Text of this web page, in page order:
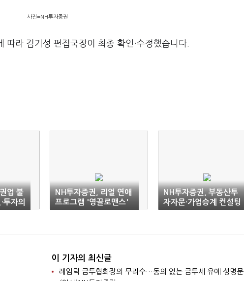
사진=NH투자증권
라 김기성 편집국장이 최종 확인·수정했습니다.
업 불
투자의
NH투자증권, 리얼 연애
프로그램 '영끌로맨스'
선보인다
NH투자증권, 부동산투
자자문·가업승계 컨설팅
업무 협약
이 기자의 최신글
레임덕 금투협회장의 무리수…동의 없는 금투세 유예 성명문